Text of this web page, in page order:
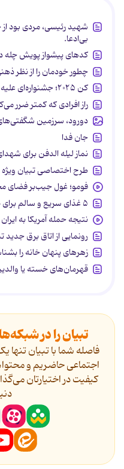
شهید رئیسی، مردی بود
بی‌ادعا.
کدهای پیشواز پویش چله
چطور خودمان را از نظر ذهنی ۳۸ برابر قوی‌تر
کن ۲۰۲۵؛ جشنواره‌ای علیه خانواده
راز افرادی که کمتر ضرر
دورود، سرزمین
جان فدا
نماز لیله الدفن برای
طرح اختصاصی تبیان
فومو؛ غول جیب‌بر فضای
۵ غذای سریع و سالم برای طبیعت‌گردی
نتیجه حمله آمریکا به
رونمایی از اتاق برق جدید
زهرهای پنهان خانه را
قهرمان‌های خسته یا
تبیان را در
فاصله شما با تبیان
اجتماعی حاضریم و
کیفیت در اختیارتان